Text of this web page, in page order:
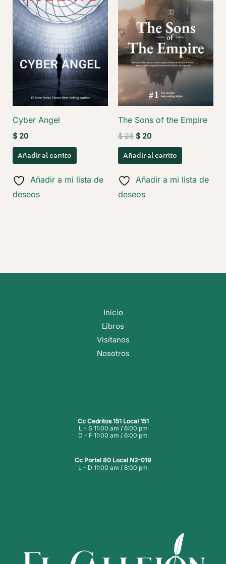
Cyber Angel
$20
Añadir al carrito
Añadir a mi lista de
deseos
The Sons of the Empire
$26 El
original
era:
$ 20El
actual
es:
Añadir al carrito
Añadir a mi lista de
deseos
Inicio
Libros
Visítanos
Nosotros
Cc Cedritos 151 Local 151
L - S 11:00 am / 6:00 pm
D - F 11:00 am / 6:00 pm
Cc Portal 80 Local N2-019
L - D 11:00 am / 8:00 pm